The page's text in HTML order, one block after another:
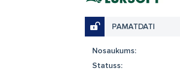
PAMATDATI
Nosaukums:
Statuss: